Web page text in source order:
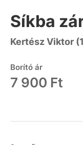
Síkba
Kertész Viktor
Borító ár
7 900 Ft